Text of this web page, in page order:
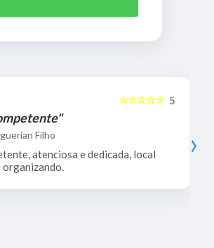
5
☆☆☆☆☆
Filho
atenciosa e dedicada, local
organizando.
›